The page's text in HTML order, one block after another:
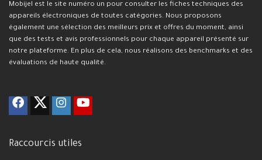
Mobijel est le site numéro un pour consulter les fiches techniques des
appareils électroniques de toutes catégories. Nous proposons
également une sélection des meilleurs prix et offres du moment, ainsi
que des tests et avis professionnels pour chaque appareil présenté sur
notre plateforme. En plus de cela, nous réalisons des benchmarks et des
évaluations de haute qualité.
Raccourcis utiles